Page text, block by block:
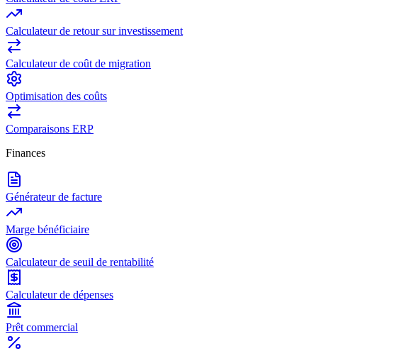
Calculateur de retour sur investissement
Calculateur de coût de migration
Optimisation des coûts
Comparaisons ERP
Finances
Générateur de facture
Marge bénéficiaire
Calculateur de seuil de rentabilité
Calculateur de dépenses
Prêt commercial